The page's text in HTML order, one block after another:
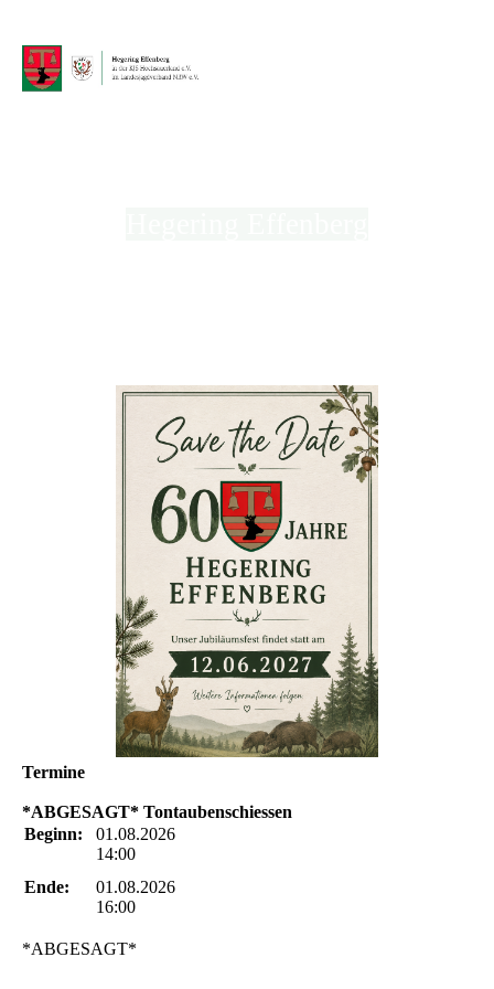
Termine
*ABGESAGT* Tontaubenschiessen
Beginn:
01.08.2026
14:00
Ende:
01.08.2026
16:00
*ABGESAGT*